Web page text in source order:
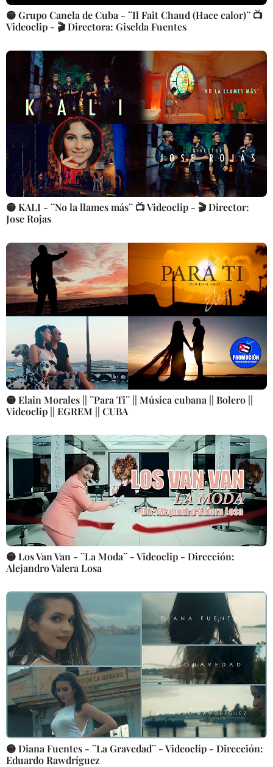
🟡 Grupo Canela de Cuba - ¨Il Fait Chaud (Hace calor)¨ 📺
Videoclip - 🎬 Directora: Giselda Fuentes
🟡 KALI - ¨No la llames más¨ 📺 Videoclip - 🎬 Director:
Jose Rojas
🟡 Elain Morales || ¨Para Ti¨ || Música cubana || Bolero ||
Videoclip || EGREM || CUBA
🟡 Los Van Van - ¨La Moda¨ - Videoclip - Dirección:
Alejandro Valera Losa
🟡 Diana Fuentes - ¨La Gravedad¨ - Videoclip - Dirección:
Eduardo Rawdríguez